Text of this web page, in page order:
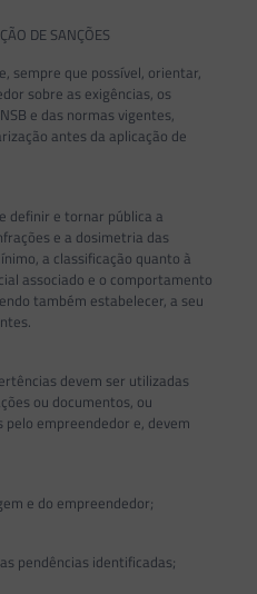
DE SANÇÕES
sempre que possível, orientar,
sobre as exigências, os
e das normas vigentes,
antes da aplicação de
definir e tornar pública a
e a dosimetria das
a classificação quanto à
associado e o comportamento
também estabelecer, a seu
devem ser utilizadas
ou documentos, ou
empreendedor e, devem
e do empreendedor;
identificadas;